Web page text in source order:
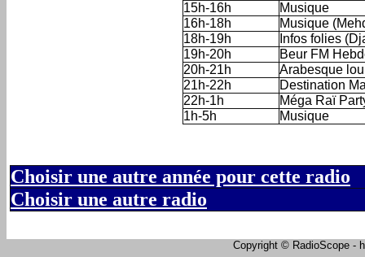
15h-16h
Musique
16h-18h
Musique
18h-19h
Infos folies
19h-20h
Beur FM
20h-21h
Arabesque
21h-22h
Destination
22h-1h
Méga Raï
1h-5h
Musique
Choisir une autre année pour cette radio
Choisir une autre radio
Copyright © RadioScope -